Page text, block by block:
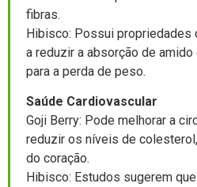
fibras.
Hibisco: Possui propriedades
a reduzir a absorção de
para a perda de peso.
Saúde Cardiovascular
Goji Berry: Pode melhorar a
reduzir os níveis de
do coração.
Hibisco: Estudos sugerem